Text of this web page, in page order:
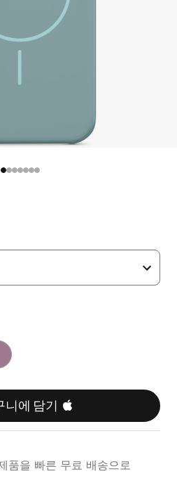
니에 담기
품을 빠른 무료 배송으로